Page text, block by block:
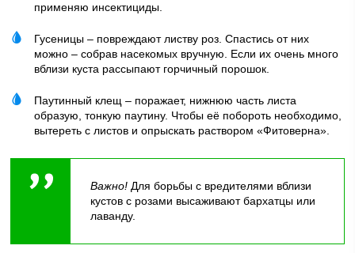
применяю инсектициды.
Гусеницы – повреждают листву роз. Спастись от них
можно – собрав насекомых вручную. Если их очень много
вблизи куста рассыпают горчичный порошок.
Паутинный клещ – поражает, нижнюю часть листа
образую, тонкую паутину. Чтобы её побороть необходимо,
вытереть с листов и опрыскать раствором «Фитоверна».
Важно!Для борьбы с вредителями вблизи
кустов с розами высаживают бархатцы или
лаванду.